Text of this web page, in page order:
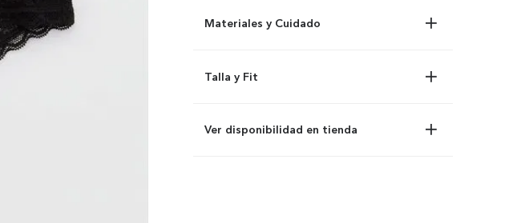
Materiales y Cuidado
Talla y Fit
Ver disponibilidad en tienda